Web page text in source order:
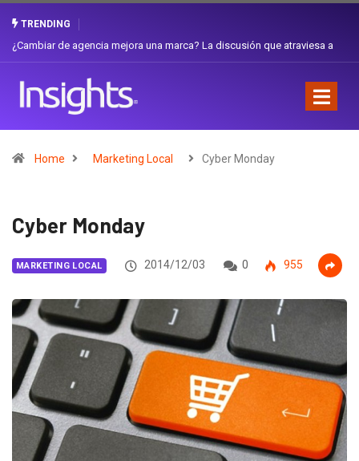
TRENDING
Gabriela Herrera y el arte de cambiarse el sombrero en Corporación
Home Marketing Local Cyber Monday
Cyber Monday
MARKETING LOCAL 2014/12/03 0 955